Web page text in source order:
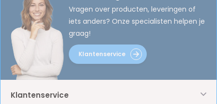
Vragen over producten, leveringen of
iets anders? Onze specialisten helpen je
graag!
Klantenservice
Klantenservice